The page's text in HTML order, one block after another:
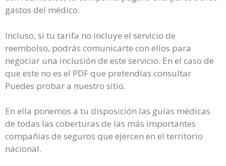
gastos del médico.
Incluso, si tu tarifa no incluye el servicio de
reembolso, podrás comunicarte con ellos para
negociar una inclusión de este servicio. En el caso de
que este no es el PDF que pretendías consultar
Puedes probar a nuestro sitio.
En ella ponemos a tu disposición las guías médicas
de todas las coberturas de las más importantes
compañías de seguros que ejercen en el territorio
nacional.